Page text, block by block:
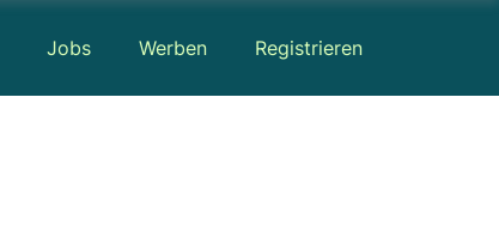
Jobs Werben Registrieren